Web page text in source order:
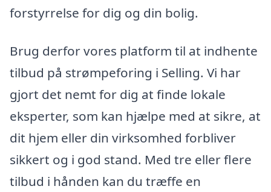
forstyrrelse for dig og din bolig.
Brug derfor vores platform til at indhente
tilbud på strømpeforing i Selling. Vi har
gjort det nemt for dig at finde lokale
eksperter, som kan hjælpe med at sikre, at
dit hjem eller din virksomhed forbliver
sikkert og i god stand. Med tre eller flere
tilbud i hånden kan du træffe en